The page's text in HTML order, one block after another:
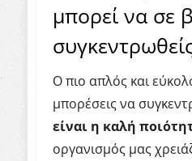
μπορεί να σε
Ο πιο απλός και
μπορέσεις να
είναι η καλή
οργανισμός μας